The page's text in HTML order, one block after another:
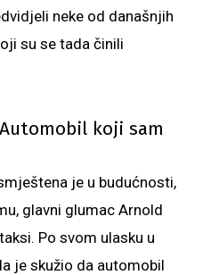
neke od današnjih
su se tada činili
koji sam
je u budućnosti,
glavni glumac Arnold
Po svom ulasku u
je skužio da automobil